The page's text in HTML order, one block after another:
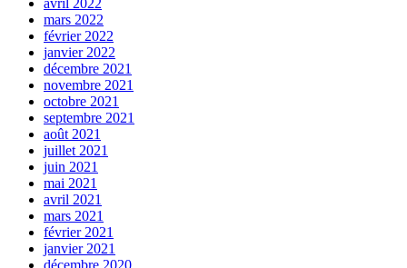
avril 2022
mars 2022
février 2022
janvier 2022
décembre 2021
novembre 2021
octobre 2021
septembre 2021
août 2021
juillet 2021
juin 2021
mai 2021
avril 2021
mars 2021
février 2021
janvier 2021
décembre 2020